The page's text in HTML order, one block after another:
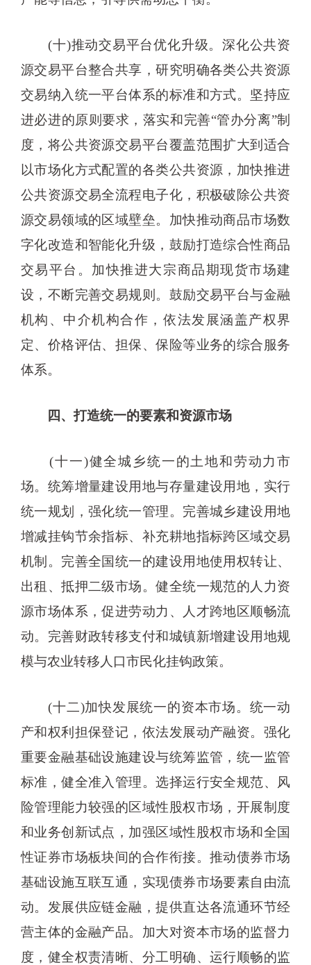
(十)推动交易平台优化升级。深化公共资
源交易平台整合共享，研究明确各类公共资源
交易纳入统一平台体系的标准和方式。坚持应
进必进的原则要求，落实和完善“管办分离”制
度，将公共资源交易平台覆盖范围扩大到适合
以市场化方式配置的各类公共资源，加快推进
公共资源交易全流程电子化，积极破除公共资
源交易领域的区域壁垒。加快推动商品市场数
字化改造和智能化升级，鼓励打造综合性商品
交易平台。加快推进大宗商品期现货市场建
设，不断完善交易规则。鼓励交易平台与金融
机构、中介机构合作，依法发展涵盖产权界
定、价格评估、担保、保险等业务的综合服务
体系。
四、打造统一的要素和资源市场
(十一)健全城乡统一的土地和劳动力市
场。统筹增量建设用地与存量建设用地，实行
统一规划，强化统一管理。完善城乡建设用地
增减挂钩节余指标、补充耕地指标跨区域交易
机制。完善全国统一的建设用地使用权转让、
出租、抵押二级市场。健全统一规范的人力资
源市场体系，促进劳动力、人才跨地区顺畅流
动。完善财政转移支付和城镇新增建设用地规
模与农业转移人口市民化挂钩政策。
(十二)加快发展统一的资本市场。统一动
产和权利担保登记，依法发展动产融资。强化
重要金融基础设施建设与统筹监管，统一监管
标准，健全准入管理。选择运行安全规范、风
险管理能力较强的区域性股权市场，开展制度
和业务创新试点，加强区域性股权市场和全国
性证券市场板块间的合作衔接。推动债券市场
基础设施互联互通，实现债券市场要素自由流
动。发展供应链金融，提供直达各流通环节经
营主体的金融产品。加大对资本市场的监督力
度，健全权责清晰、分工明确、运行顺畅的监